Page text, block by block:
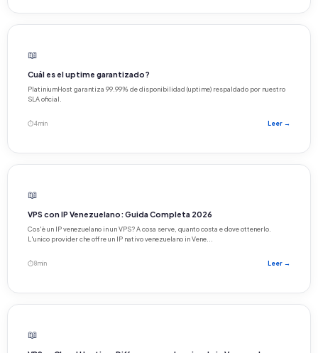
📖
Cuál es el uptime garantizado?
PlatiniumHost garantiza 99.99% de disponibilidad (uptime) respaldado por nuestro
SLA oficial.
⏱ 4 min Leer →
📖
VPS con IP Venezuelano: Guida Completa 2026
Cos'è un IP venezuelano in un VPS? A cosa serve, quanto costa e dove ottenerlo.
L'unico provider che offre un IP nativo venezuelano in Vene...
⏱ 8 min Leer →
📖